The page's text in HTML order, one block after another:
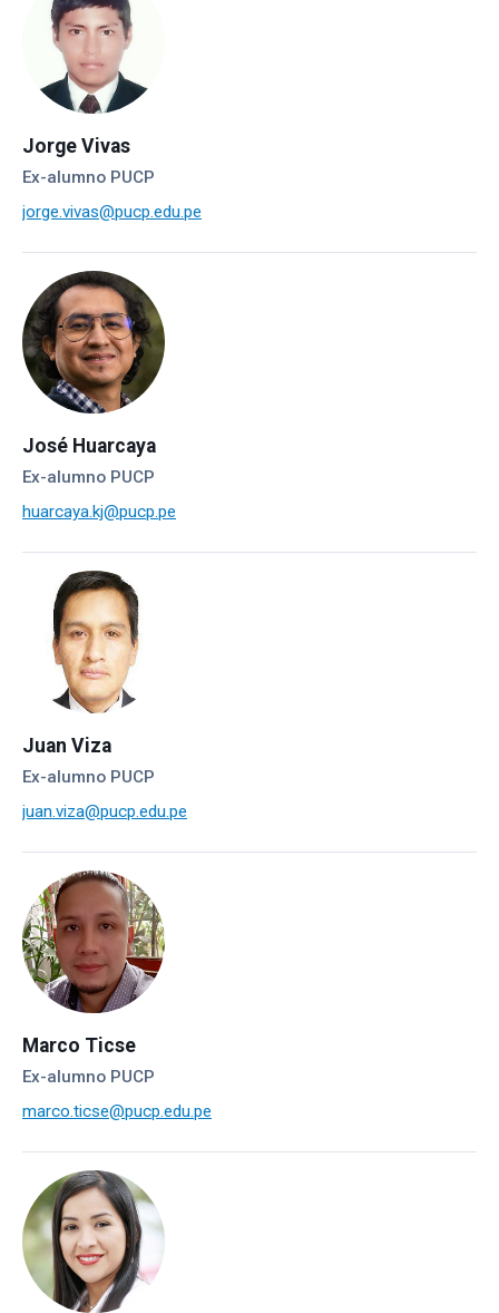
Jorge Vivas
Ex-alumno PUCP
jorge.vivas@pucp.edu.pe
José Huarcaya
Ex-alumno PUCP
huarcaya.kj@pucp.pe
Juan Viza
Ex-alumno PUCP
juan.viza@pucp.edu.pe
Marco Ticse
Ex-alumno PUCP
marco.ticse@pucp.edu.pe